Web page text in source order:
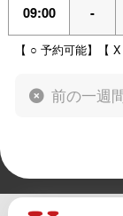
09:00 -
【 ○ 予約可能】【
前の一週